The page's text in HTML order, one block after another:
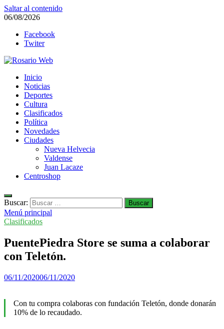
Saltar al contenido
06/08/2026
Facebook
Twiter
Rosario Web
Todas la noticias de Rosario y la zona
Inicio
Noticias
Deportes
Cultura
Clasificados
Política
Novedades
Ciudades
Nueva Helvecia
Valdense
Juan Lacaze
Centroshop
Buscar:
Menú principal
Clasificados
PuentePiedra Store se suma a colaborar
con Teletón.
06/11/202006/11/2020
Con tu compra colaboras con fundación Teletón, donde donarán
10% de lo recaudado.